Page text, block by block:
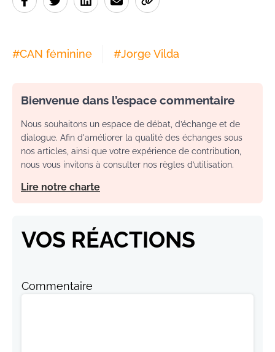
#CAN féminine #Jorge Vilda
Bienvenue dans l’espace commentaire
Nous souhaitons un espace de débat, d’échange et de
dialogue. Afin d'améliorer la qualité des échanges sous
nos articles, ainsi que votre expérience de contribution,
nous vous invitons à consulter nos règles d’utilisation.
Lire notre charte
VOS RÉACTIONS
Commentaire